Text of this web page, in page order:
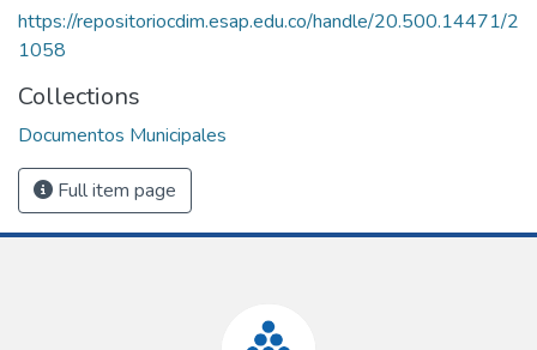
https://repositoriocdim.esap.edu.co/handle/20.500.14471/2
1058
Collections
Documentos Municipales
Full item page